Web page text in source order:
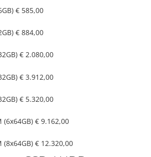
€ 585,00
€ 884,00
€ 2.080,00
€ 3.912,00
€ 5.320,00
(6x64GB) € 9.162,00
(8x64GB) € 12.320,00